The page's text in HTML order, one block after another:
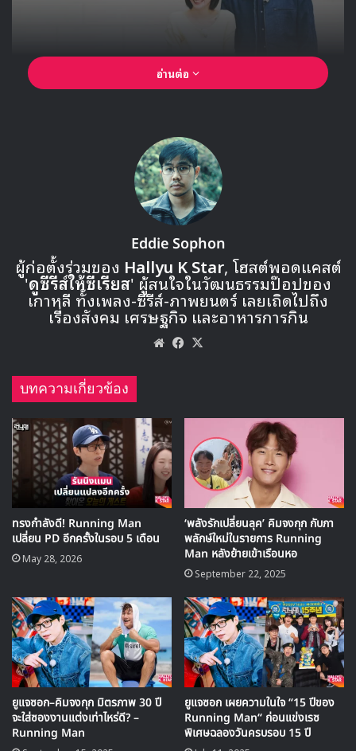
ในการแข่งขันเรซพิเศษนี้ อันโบฮยอน กับ พัคจีฮยอน จะมาโชว์
ให้ได้เห็นเคมีของทั้งคู่ที่เป็นความสนุกและสีสันสำคัญของซีรีส์
เรื่อง Flex x Cop ซึ่งในเรื่องนี้ตัวละครของทั้งคู่ที่ต่างกันแบบ
คนละขั้วต้องมาร่วมมือกันเพื่อไขคดีต่างๆ ที่เกิดขึ้น
🎙GYUBIN ปลื้มเมืองไทยขนาดไหน? ถึงกลับมาถ่าย
MV เพลงใหม่ LIKE U 100 ที่กรุงเทพ
▶ คลิกดูสัมภาษณ์พิเศษ
อ่านต่อ
Eddie Sophon
ผู้ก่อตั้งร่วมของ Hallyu K Star, โฮสต์พอดแคสต์
'ดูซีรีส์ให้ซีเรียส' ผู้สนใจในวัฒนธรรมป๊อปของ
เกาหลี ทั้งเพลง-ซีรีส์-ภาพยนตร์ เลยเถิดไปถึง
เรื่องสังคม เศรษฐกิจ และอาหารการกิน
WebsiteFacebook
บทความเกี่ยวข้อง
ทรงกำลังดี! Running Man
เปลี่ยน PD อีกครั้งในรอบ 5 เดือน
May 28, 2026
‘พลังรักเปลี่ยนลุค’ คิมจงกุก กับภา
พลักษ์ใหม่ในรายการ Running
Man หลังย้ายเข้าเรือนหอ
September 22, 2025
ยูแจซอก–คิมจงกุก มิตรภาพ 30 ปี
จะใส่ซองงานแต่งเท่าไหร่ดี? –
Running Man
ยูแจซอก เผยความในใจ “15 ปีของ
Running Man“ ก่อนแข่งเรซ
พิเศษฉลองวันครบรอบ 15 ปี